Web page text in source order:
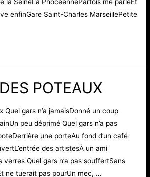
la SeineLa PhocéenneParfois me parleEt
enfinGare Saint-Charles MarseillePetite
POTEAUX
Quel gars n’a jamaisDonné un coup
peu déprimé Quel gars n’a pas
une porteAu fond d’un café
des artistesÀ un ami
verres Quel gars n’a pas souffertSans
ne tuerait pas pourUn mec, …